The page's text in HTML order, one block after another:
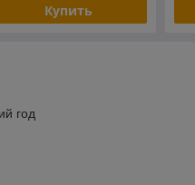
Купить
год